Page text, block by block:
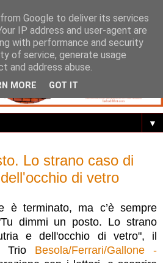
▼
Lo strano caso di
di vetro
è terminato, ma c’è sempre
dimmi un posto. Lo strano
e dell'occhio di vetro", il
Trio Besola/Ferrari/Gallone -
Google to deliver its services
IP address and user-agent are
with performance and security
of service, generate usage
and address abuse.
MORE GOT IT